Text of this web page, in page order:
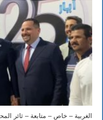
تــقيم
حفلا
مـركزيا
لـــ
ذكرى
مغلقة